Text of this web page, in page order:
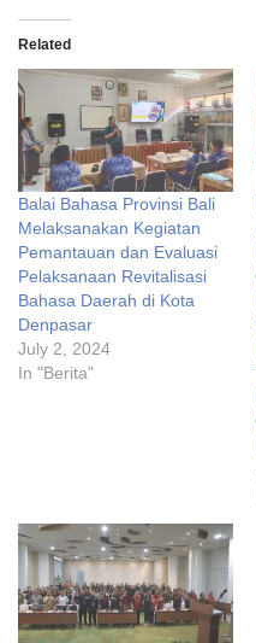
Related
Balai Bahasa Provinsi Bali
Melaksanakan Kegiatan
Pemantauan dan Evaluasi
Pelaksanaan Revitalisasi
Bahasa Daerah di Kota
Denpasar
July 2, 2024
In "Berita"